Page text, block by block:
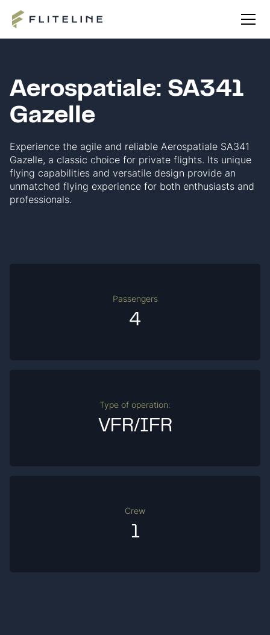
Aerospatiale: SA341
Gazelle
Experience the agile and reliable Aerospatiale SA341
Gazelle, a classic choice for private flights. Its unique
flying capabilities and versatile design provide an
unmatched flying experience for both enthusiasts and
professionals.
Passengers
4
Type of operation:
VFR/IFR
Crew
1